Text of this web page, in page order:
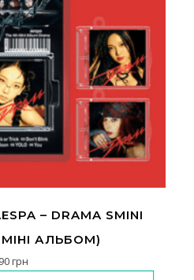
– DRAMA SMINI
АЛЬБОМ)
грн